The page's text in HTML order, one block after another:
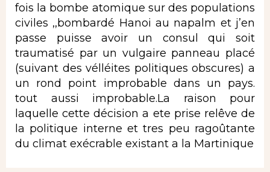
fois la bombe atomique sur des populations
civiles ,,bombardé Hanoi au napalm et j’en
passe puisse avoir un consul qui soit
traumatisé par un vulgaire panneau placé
(suivant des vélléites politiques obscures) a
un rond point improbable dans un pays.
tout aussi improbable.La raison pour
laquelle cette décision a ete prise relêve de
la politique interne et tres peu ragoûtante
du climat exécrable existant a la Martinique